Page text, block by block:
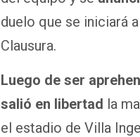
duelo que se iniciará
Clausura.
Luego de ser
salió en libertad la
el estadio de Villa